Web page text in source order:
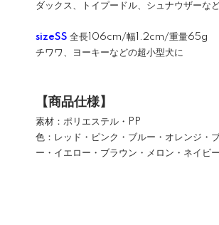
ダックス、トイプードル、シュナウザーな
sizeSS 全長106cm/幅1.2cm/重量65g
チワワ、ヨーキーなどの超小型犬に
【商品仕様】
素材：ポリエステル・PP
色：レッド・ピンク・ブルー・オレンジ・
ー・イエロー・ブラウン・メロン・ネイビー